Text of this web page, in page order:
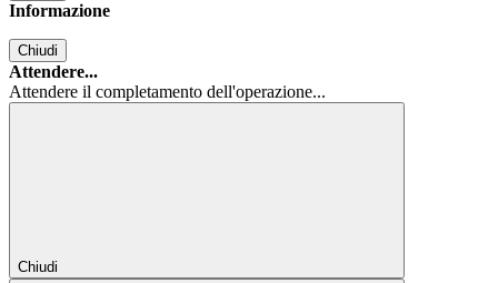
Informazione
Chiudi
Attendere...
Attendere il completamento dell'operazione...
Chiudi